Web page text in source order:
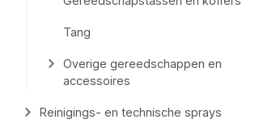
Tang
Overige gereedschappen en
accessoires
Reinigings- en technische sprays